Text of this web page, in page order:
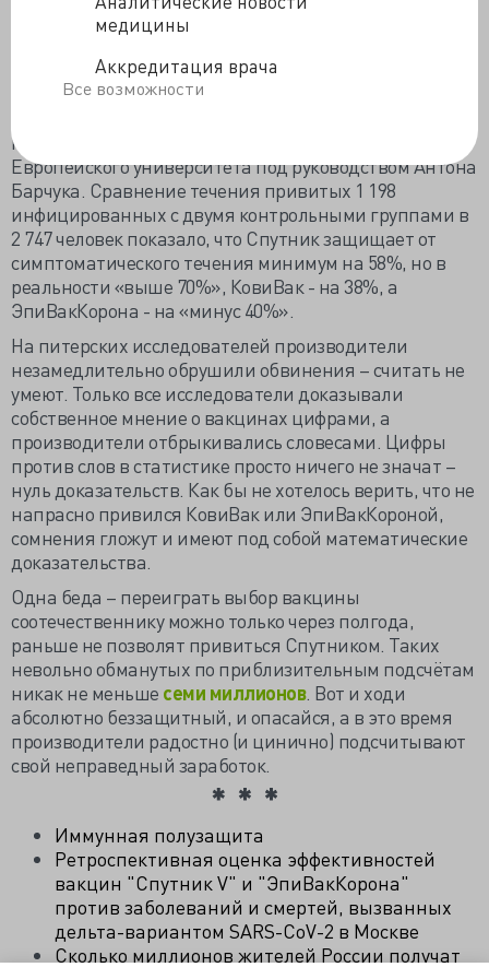
медицины
Аккредитация врача
Все возможности
отсутствует».
«отрицательная эффективность»
материалам МИБС, выполняющего КТ половине
междисциплинарных медицинских исследований
Европейского университета под руководством Антона
Барчука. Сравнение течения привитых 1 198
инфицированных с двумя контрольными группами в
2 747 человек показало, что Спутник защищает от
симптоматического течения минимум на 58%, но в
реальности «выше 70%», КовиВак - на 38%, а
ЭпиВакКорона - на «минус 40%».
На питерских исследователей производители
незамедлительно обрушили обвинения – считать не
умеют. Только все исследователи доказывали
собственное мнение о вакцинах цифрами, а
производители отбрыкивались словесами. Цифры
против слов в статистике просто ничего не значат –
нуль доказательств. Как бы не хотелось верить, что не
напрасно привился КовиВак или ЭпиВакКороной,
сомнения гложут и имеют под собой математические
доказательства.
Одна беда – переиграть выбор вакцины
соотечественнику можно только через полгода,
раньше не позволят привиться Спутником. Таких
невольно обманутых по приблизительным подсчётам
никак не меньше семи миллионов. Вот и ходи
абсолютно беззащитный, и опасайся, а в это время
производители радостно (и цинично) подсчитывают
свой неправедный заработок.
Иммунная полузащита
Ретроспективная оценка эффективностей
вакцин "Спутник V" и "ЭпиВакКорона"
против заболеваний и смертей, вызванных
дельта-вариантом SARS-CoV-2 в Москве
Сколько миллионов жителей России получат